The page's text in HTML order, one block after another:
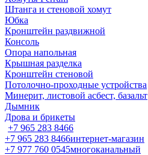
Штанга и стеновой хомут
Юбка
Кронштейн раздвижной
Консоль
Опора напольная
Крышная разделка
Кронштейн стеновой
Потолочно-проходные устройства
Минерит, листовой асбест, базальт
Дымник
Дрова и брикеты
+7 965 283 8466
+7 965 283 8466интернет-магазин
+7 977 760 0545многоканальный